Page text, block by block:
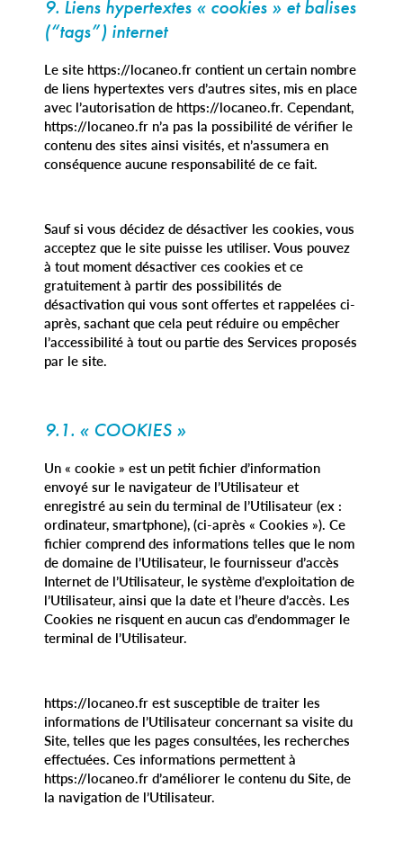
9. Liens hypertextes « cookies » et balises
(“tags”) internet
Le site https://locaneo.fr contient un certain nombre
de liens hypertextes vers d’autres sites, mis en place
avec l’autorisation de https://locaneo.fr. Cependant,
https://locaneo.fr n’a pas la possibilité de vérifier le
contenu des sites ainsi visités, et n’assumera en
conséquence aucune responsabilité de ce fait.
Sauf si vous décidez de désactiver les cookies, vous
acceptez que le site puisse les utiliser. Vous pouvez
à tout moment désactiver ces cookies et ce
gratuitement à partir des possibilités de
désactivation qui vous sont offertes et rappelées ci-
après, sachant que cela peut réduire ou empêcher
l’accessibilité à tout ou partie des Services proposés
par le site.
9.1. « COOKIES »
Un « cookie » est un petit fichier d’information
envoyé sur le navigateur de l’Utilisateur et
enregistré au sein du terminal de l’Utilisateur (ex :
ordinateur, smartphone), (ci-après « Cookies »). Ce
fichier comprend des informations telles que le nom
de domaine de l’Utilisateur, le fournisseur d’accès
Internet de l’Utilisateur, le système d’exploitation de
l’Utilisateur, ainsi que la date et l’heure d’accès. Les
Cookies ne risquent en aucun cas d’endommager le
terminal de l’Utilisateur.
https://locaneo.fr est susceptible de traiter les
informations de l’Utilisateur concernant sa visite du
Site, telles que les pages consultées, les recherches
effectuées. Ces informations permettent à
https://locaneo.fr d’améliorer le contenu du Site, de
la navigation de l’Utilisateur.